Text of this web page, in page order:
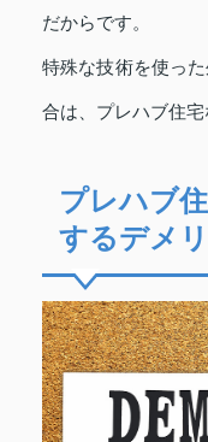
だからです。
特殊な技術を使っ
合は、プレハブ住宅
プレハブ
するデメ